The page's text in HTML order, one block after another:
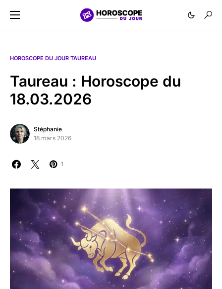
HOROSCOPE DU JOUR TAUREAU
Taureau : Horoscope du
18.03.2026
Stéphanie
18 mars 2026
1